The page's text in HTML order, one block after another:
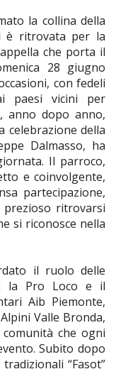
la collina della
è ritrovata per la
che porta il
28 giugno
con fedeli
paesi vicini per
anno dopo anno,
celebrazione della
Dalmasso, ha
Il parroco,
e coinvolgente,
partecipazione,
ritrovarsi
si riconosce nella
il ruolo delle
la Pro Loco e il
Aib Piemonte,
Valle Bronda,
che ogni
Subito dopo
“Fasot”